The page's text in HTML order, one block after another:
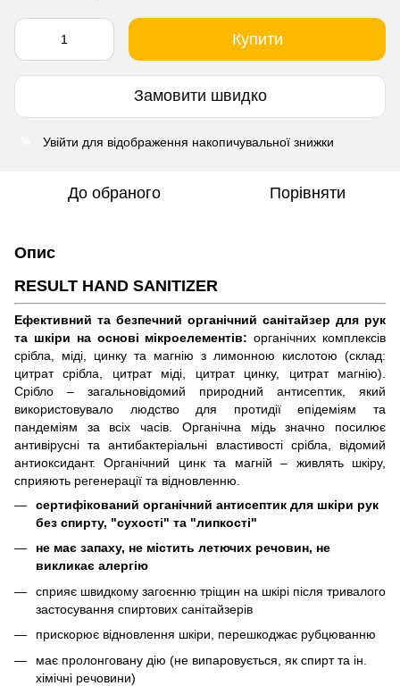
Купити
Замовити швидко
Увійти для відображення накопичувальної знижки
До обраного Порівняти
Опис
RESULT HAND SANITIZER
Ефективний та безпечний органічний санітайзер для рук
та шкіри на основі мікроелементів:органічних комплексів
срібла, міді, цинку та магнію з лимонною кислотою (склад:
цитрат срібла, цитрат міді, цитрат цинку, цитрат магнію).
Срібло – загальновідомий природний антисептик, який
використовувало людство для протидії епідеміям та
пандеміям за всіх часів. Органічна мідь значно посилює
антивірусні та антибактеріальні властивості срібла, відомий
антиоксидант. Органічний цинк та магній – живлять шкіру,
сприяють регенерації та відновленню.
сертифікований органічний антисептик для шкіри рук
без спирту, "сухості" та "липкості"
не має запаху, не містить летючих речовин, не
викликає алергію
сприяє швидкому загоєнню тріщин на шкірі після тривалого
застосування спиртових санітайзерів
прискорює відновлення шкіри, перешкоджає рубцюванню
має пролонговану дію (не випаровується, як спирт та ін.
хімічні речовини)